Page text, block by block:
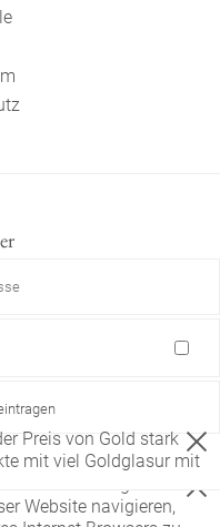
notwendige
Website navigieren,
Preis von Gold stark
mit viel Goldglasur mit